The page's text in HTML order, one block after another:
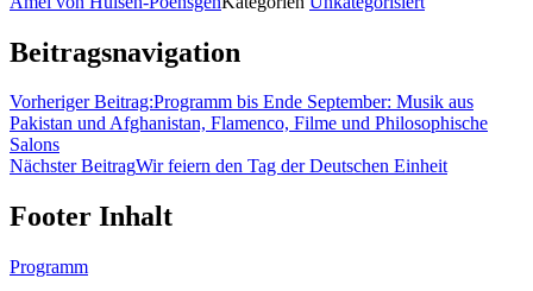
Beitragsnavigation
Vorheriger Beitrag:Programm bis Ende September: Musik aus
Pakistan und Afghanistan, Flamenco, Filme und Philosophische
Salons
Nächster BeitragWir feiern den Tag der Deutschen Einheit
Footer Inhalt
Programm